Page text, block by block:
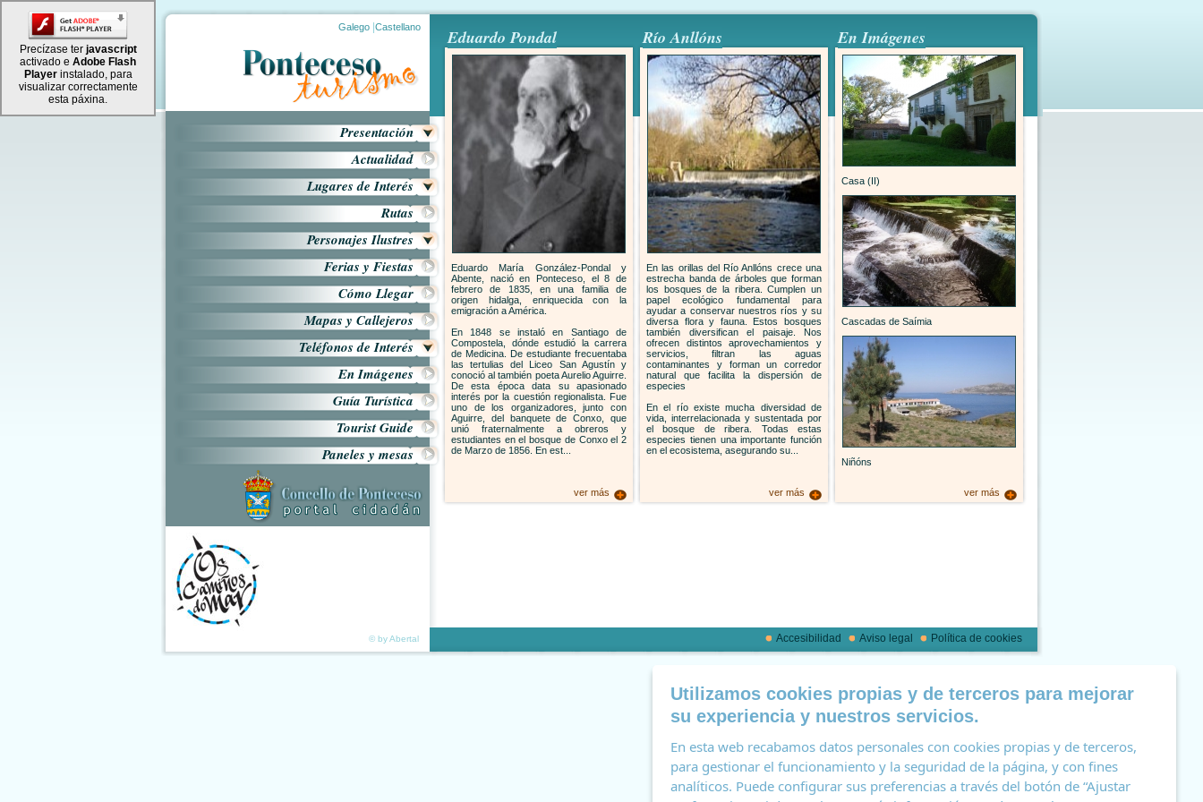
Precízase ter javascript
activado e Adobe Flash
Playerinstalado, para
visualizar correctamente
esta páxina.
Galego Castellano
Presentación
Actualidad
Lugares de Interés
Rutas
Personajes Ilustres
Ferias y Fiestas
Cómo Llegar
Mapas y Callejeros
Teléfonos de Interés
En Imágenes
Guía Turística
Tourist Guide
Paneles y mesas
Eduardo Pondal
Eduardo María González-Pondal y
Abente, nació en Ponteceso, el 8 de
febrero de 1835, en una familia de
origen hidalga, enriquecida con la
emigración a América.
En 1848 se instaló en Santiago de
Compostela, dónde estudió la carrera
de Medicina. De estudiante frecuentaba
las tertulias del Liceo San Agustín y
conoció al también poeta Aurelio Aguirre.
De esta época data su apasionado
interés por la cuestión regionalista. Fue
uno de los organizadores, junto con
Aguirre, del banquete de Conxo, que
unió fraternalmente a obreros y
estudiantes en el bosque de Conxo el 2
de Marzo de 1856. En est...
ver más
Río Anllóns
En las orillas del Río Anllóns crece una
estrecha banda de árboles que forman
los bosques de la ribera. Cumplen un
papel ecológico fundamental para
ayudar a conservar nuestros ríos y su
diversa flora y fauna. Estos bosques
también diversifican el paisaje. Nos
ofrecen distintos aprovechamientos y
servicios, filtran las aguas
contaminantes y forman un corredor
natural que facilita la dispersión de
especies
En el río existe mucha diversidad de
vida, interrelacionada y sustentada por
el bosque de ribera. Todas estas
especies tienen una importante función
en el ecosistema, asegurando su...
ver más
En Imágenes
Casa (II)
Cascadas de Saímia
Niñóns
ver más
© by Abertal Accesibilidad Aviso legal Política de cookies
Utilizamos cookies propias y de terceros para mejorar
su experiencia y nuestros servicios.
En esta web recabamos datos personales con cookies propias y de terceros,
para gestionar el funcionamiento y la seguridad de la página, y con fines
analíticos. Puede configurar sus preferencias a través del botón de “Ajustar